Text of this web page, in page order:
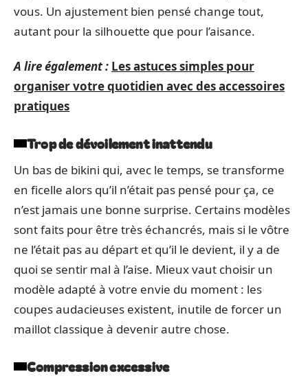
vous. Un ajustement bien pensé change tout,
autant pour la silhouette que pour l’aisance.
A lire également : Les astuces simples pour
organiser votre quotidien avec des accessoires
pratiques
Trop de dévoilement inattendu
Un bas de bikini qui, avec le temps, se transforme
en ficelle alors qu’il n’était pas pensé pour ça, ce
n’est jamais une bonne surprise. Certains modèles
sont faits pour être très échancrés, mais si le vôtre
ne l’était pas au départ et qu’il le devient, il y a de
quoi se sentir mal à l’aise. Mieux vaut choisir un
modèle adapté à votre envie du moment : les
coupes audacieuses existent, inutile de forcer un
maillot classique à devenir autre chose.
Compression excessive